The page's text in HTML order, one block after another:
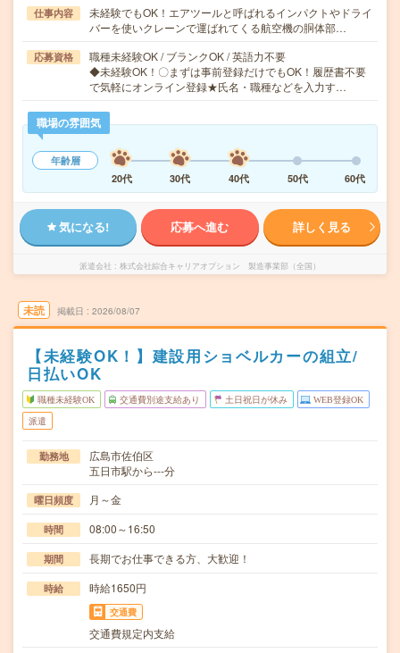
仕事内容
未経験でもOK！エアツールと呼ばれるインパクトやドライ
バーを使いクレーンで運ばれてくる航空機の胴体部…
応募資格
職種未経験OK / ブランクOK / 英語力不要
◆未経験OK！〇まずは事前登録だけでもOK！履歴書不要
で気軽にオンライン登録★氏名・職種などを入力す…
職場の雰囲気
年齢層
20代
30代 40代 50代 60代
気になる! 応募へ進む 詳しく見る
派遣会社 株式会社綜合キャリアオプション 製造事業部（全国）
未読 掲載日 2026/08/07
【未経験OK！】建設用ショベルカーの組立/
日払いOK
職種未経験OK 交通費別途支給あり 土日祝日が休み WEB登録OK
派遣
勤務地
広島市佐伯区
五日市駅から---分
曜日頻度 月～金
時間 08:00～16:50
期間 長期でお仕事できる方、大歓迎！
時給 時給1650円
交通費
交通費規定内支給